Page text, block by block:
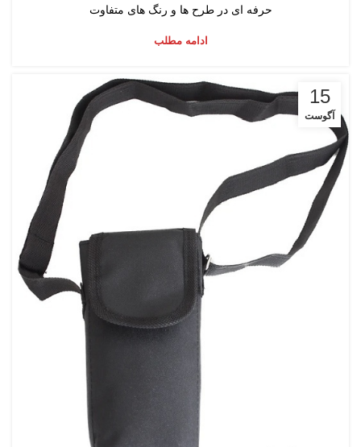
حرفه ای در طرح ها و رنگ های متفاوت
ادامه مطلب
15
آگوست